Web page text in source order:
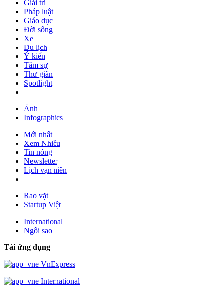
Giải trí
Pháp luật
Giáo dục
Đời sống
Xe
Du lịch
Ý kiến
Tâm sự
Thư giãn
Spotlight
Ảnh
Infographics
Mới nhất
Xem Nhiều
Tin nóng
Newsletter
Lịch vạn niên
Rao vặt
Startup Việt
International
Ngôi sao
Tải ứng dụng
VnExpress
International